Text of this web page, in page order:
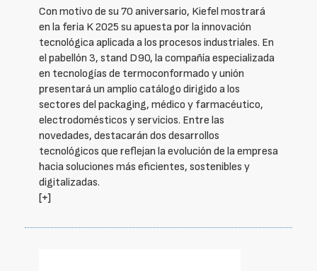
Con motivo de su 70 aniversario, Kiefel mostrará
en la feria K 2025 su apuesta por la innovación
tecnológica aplicada a los procesos industriales. En
el pabellón 3, stand D90, la compañía especializada
en tecnologías de termoconformado y unión
presentará un amplio catálogo dirigido a los
sectores del packaging, médico y farmacéutico,
electrodomésticos y servicios. Entre las
novedades, destacarán dos desarrollos
tecnológicos que reflejan la evolución de la empresa
hacia soluciones más eficientes, sostenibles y
digitalizadas.
[+]